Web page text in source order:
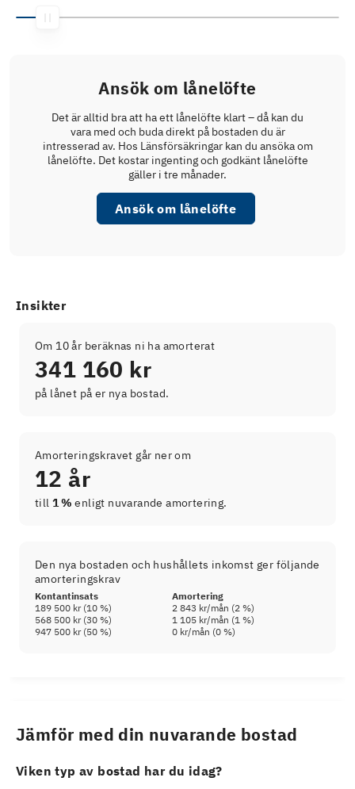
Ansök om lånelöfte
Det är alltid bra att ha ett lånelöfte klart – då kan du
vara med och buda direkt på bostaden du är
intresserad av. Hos Länsförsäkringar kan du ansöka om
lånelöfte. Det kostar ingenting och godkänt lånelöfte
gäller i tre månader.
Ansök om lånelöfte
Insikter
Om 10 år beräknas ni ha amorterat
341 160 kr
på lånet på er nya bostad.
Amorteringskravet går ner om
12 år
till 1 % enligt nuvarande amortering.
Den nya bostaden och hushållets inkomst ger följande
amorteringskrav
Kontantinsats
Amortering
189 500 kr(10 %) 2 843 kr/mån (2 %)
568 500 kr(30 %) 1 105 kr/mån (1 %)
947 500 kr(50 %) 0 kr/mån (0 %)
Jämför med din nuvarande bostad
Viken typ av bostad har du idag?